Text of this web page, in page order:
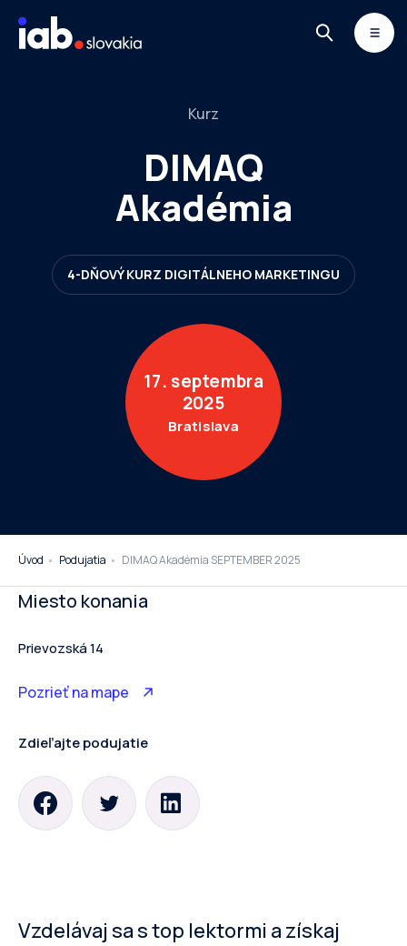
NEWSLETTER
Kurz
DIMAQ
Akadémia
4-DŇOVÝ KURZ DIGITÁLNEHO MARKETINGU
17. septembra
2025
Bratislava
Úvod Podujatia DIMAQ Akadémia SEPTEMBER 2025
Miesto konania
Prievozská 14
Pozrieť na mape
Zdieľajte podujatie
Vzdelávaj sa s top lektormi a získaj